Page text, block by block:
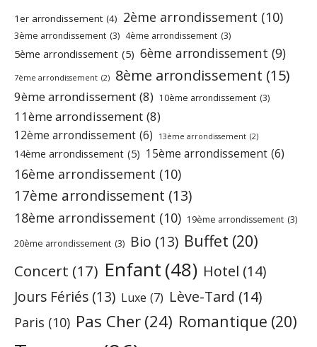
1er arrondissement (4) 2ème arrondissement (10)
3ème arrondissement (3) 4ème arrondissement (3)
5ème arrondissement (5) 6ème arrondissement (9)
7ème arrondissement (2) 8ème arrondissement (15)
9ème arrondissement (8) 10ème arrondissement (3)
11ème arrondissement (8)
12ème arrondissement (6) 13ème arrondissement (2)
14ème arrondissement (5) 15ème arrondissement (6)
16ème arrondissement (10)
17ème arrondissement (13)
18ème arrondissement (10) 19ème arrondissement (3)
20ème arrondissement (3) Bio (13) Buffet (20)
Concert (17) Enfant(48) Hotel (14)
Jours Fériés (13) Luxe (7) Lève-Tard (14)
Paris (10) Pas Cher(24) Romantique (20)